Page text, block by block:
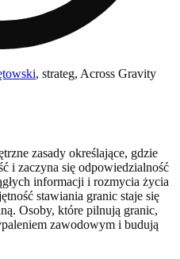
, strateg, Across Gravity
zasady określające, gdzie
i zaczyna się odpowiedzialność
informacji i rozmycia życia
stawiania granic staje się
Osoby, które pilnują granic,
zawodowym i budują